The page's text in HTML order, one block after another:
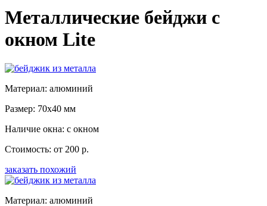
Металлические бейджи с
окном Lite
Материал: алюминий
Размер: 70x40 мм
Наличие окна: с окном
Стоимость: от 200 р.
заказать похожий
Материал: алюминий